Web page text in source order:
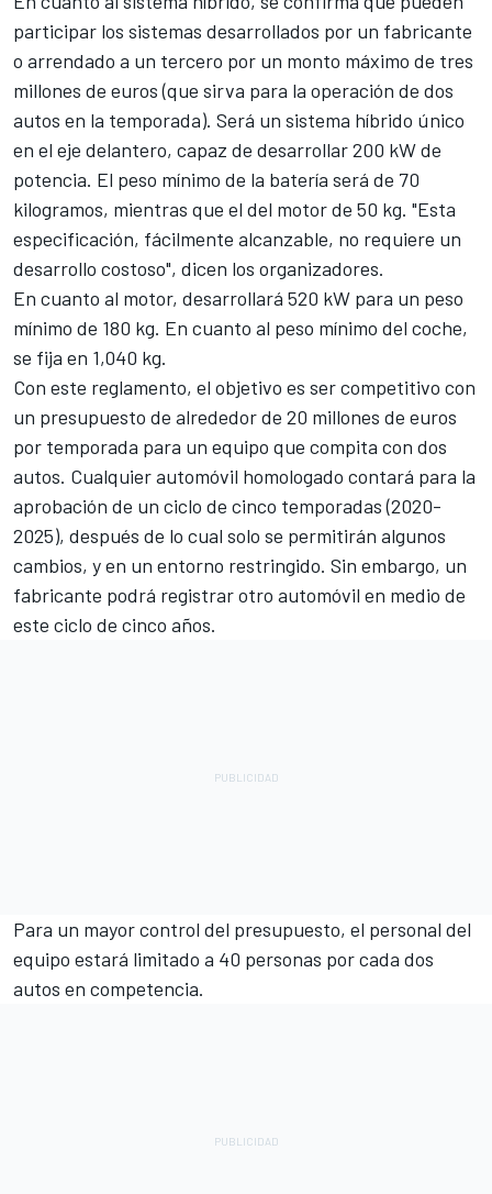
participar los sistemas desarrollados por un fabricante
o arrendado a un tercero por un monto máximo de tres
millones de euros (que sirva para la operación de dos
autos en la temporada). Será un sistema híbrido único
en el eje delantero, capaz de desarrollar 200 kW de
potencia. El peso mínimo de la batería será de 70
kilogramos, mientras que el del motor de 50 kg. "Esta
especificación, fácilmente alcanzable, no requiere un
desarrollo costoso", dicen los organizadores.
En cuanto al motor, desarrollará 520 kW para un peso
mínimo de 180 kg. En cuanto al peso mínimo del coche,
se fija en 1,040 kg.
Con este reglamento, el objetivo es ser competitivo con
un presupuesto de alrededor de 20 millones de euros
por temporada para un equipo que compita con dos
autos. Cualquier automóvil homologado contará para la
aprobación de un ciclo de cinco temporadas (2020-
2025), después de lo cual solo se permitirán algunos
cambios, y en un entorno restringido. Sin embargo, un
fabricante podrá registrar otro automóvil en medio de
este ciclo de cinco años.
Para un mayor control del presupuesto, el personal del
equipo estará limitado a 40 personas por cada dos
autos en competencia.